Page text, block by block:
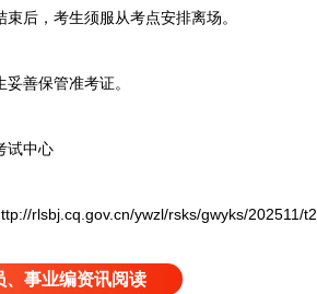
后，考生须服从考点安排离场。
善保管准考证。
中心
rlsbj.cq.gov.cn/ywzl/rsks/gwyks/202511/
、事业编资讯阅读